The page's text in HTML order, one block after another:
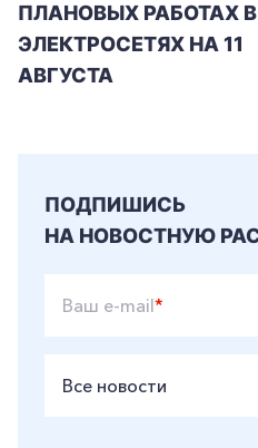
ПЛАНОВЫХ РАБОТАХ В
ЭЛЕКТРОСЕТЯХ НА 11
АВГУСТА
ПОДПИШИСЬ
НА НОВОСТНУЮ
Ваш e-mail*
Все новости